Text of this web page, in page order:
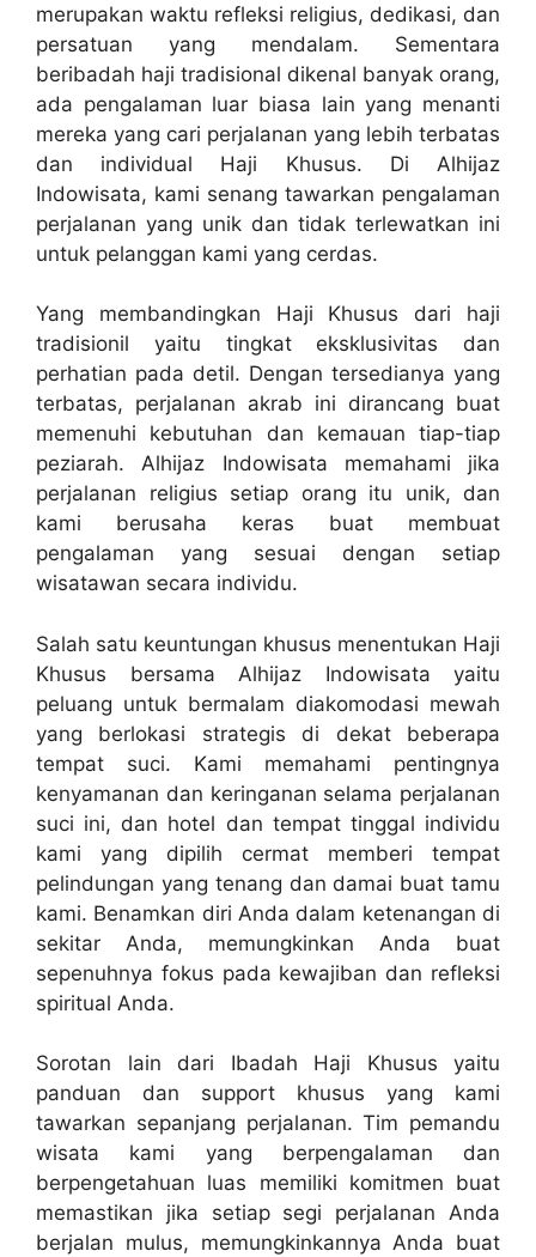
merupakan waktu refleksi religius, dedikasi, dan
persatuan yang mendalam. Sementara
beribadah haji tradisional dikenal banyak orang,
ada pengalaman luar biasa lain yang menanti
mereka yang cari perjalanan yang lebih terbatas
dan individual Haji Khusus. Di Alhijaz
Indowisata, kami senang tawarkan pengalaman
perjalanan yang unik dan tidak terlewatkan ini
untuk pelanggan kami yang cerdas.
Yang membandingkan Haji Khusus dari haji
tradisionil yaitu tingkat eksklusivitas dan
perhatian pada detil. Dengan tersedianya yang
terbatas, perjalanan akrab ini dirancang buat
memenuhi kebutuhan dan kemauan tiap-tiap
peziarah. Alhijaz Indowisata memahami jika
perjalanan religius setiap orang itu unik, dan
kami berusaha keras buat membuat
pengalaman yang sesuai dengan setiap
wisatawan secara individu.
Salah satu keuntungan khusus menentukan Haji
Khusus bersama Alhijaz Indowisata yaitu
peluang untuk bermalam diakomodasi mewah
yang berlokasi strategis di dekat beberapa
tempat suci. Kami memahami pentingnya
kenyamanan dan keringanan selama perjalanan
suci ini, dan hotel dan tempat tinggal individu
kami yang dipilih cermat memberi tempat
pelindungan yang tenang dan damai buat tamu
kami. Benamkan diri Anda dalam ketenangan di
sekitar Anda, memungkinkan Anda buat
sepenuhnya fokus pada kewajiban dan refleksi
spiritual Anda.
Sorotan lain dari Ibadah Haji Khusus yaitu
panduan dan support khusus yang kami
tawarkan sepanjang perjalanan. Tim pemandu
wisata kami yang berpengalaman dan
berpengetahuan luas memiliki komitmen buat
memastikan jika setiap segi perjalanan Anda
berjalan mulus, memungkinkannya Anda buat